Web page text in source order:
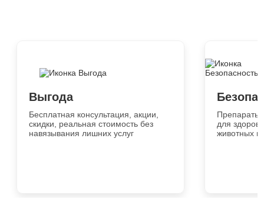
Выгода
Бесплатная консультация, акции,
скидки, реальная стоимость без
навязывания лишних услуг
Препараты
для
животных